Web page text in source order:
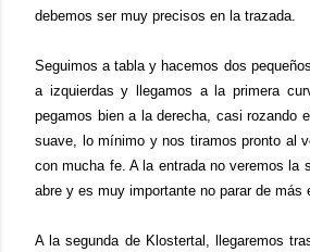
debemos ser muy precisos en la trazada.
Seguimos a tabla y hacemos dos
a izquierdas y llegamos a la primera
pegamos bien a la derecha, casi rozando
suave, lo mínimo y nos tiramos pronto al
con mucha fe. A la entrada no veremos la
abre y es muy importante no parar de más
A la segunda de Klostertal, llegaremos